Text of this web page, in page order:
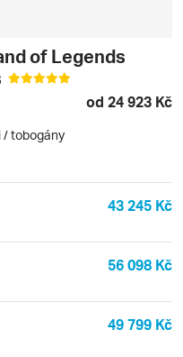
of Legends
od 24 923 Kč
/ tobogány
43 245 Kč
56 098 Kč
49 799 Kč